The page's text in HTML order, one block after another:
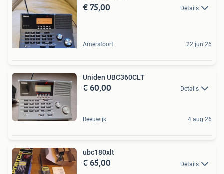
€ 75,00 Details
Amersfoort 22 jun 26
Uniden UBC360CLT
€ 60,00 Details
Reeuwijk 4 aug 26
ubc180xlt
€ 65,00 Details